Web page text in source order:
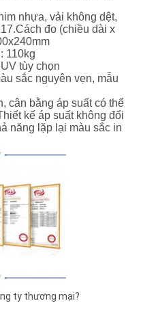
nhựa, vải không dệt,
đo (chiều dài x
110kg
tùy chọn
sắc nguyên vẹn, mẫu
cân bằng áp suất có thể
kế áp suất không đổi
năng lặp lại màu sắc in
ty thương mại?